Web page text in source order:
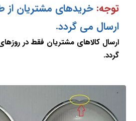
توجه: خریدهای مشتریان از
ارسال می گردد.
ارسال کالاهای مشتریان فقط در
گردد.